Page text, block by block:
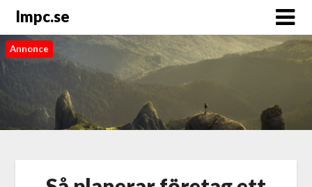
Impc.se
Annonce